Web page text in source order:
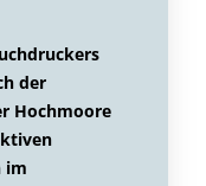
der
Hochmoore
im